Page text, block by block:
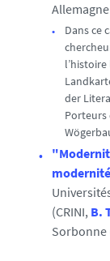
Dans ce
der
Porteurs
(CRINI, B.
Sorbonne